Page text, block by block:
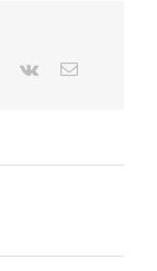
Pinterest
Vk
E-